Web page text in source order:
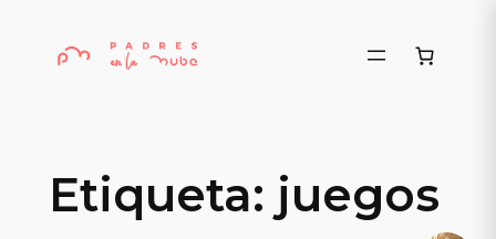
Etiqueta: juegos